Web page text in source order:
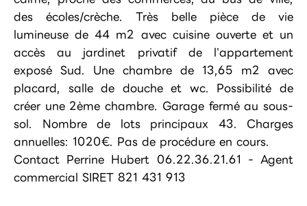
des écoles/crèche. Très belle pièce de vie
lumineuse de 44 m2 avec cuisine ouverte et un
accès au jardinet privatif de l'appartement
exposé Sud. Une chambre de 13,65 m2 avec
placard, salle de douche et wc. Possibilité de
créer une 2ème chambre. Garage fermé au sous-
sol. Nombre de lots principaux 43. Charges
annuelles: 1020€. Pas de procédure en cours.
Contact Perrine Hubert 06.22.36.21.61 - Agent
commercial SIRET 821 431 913